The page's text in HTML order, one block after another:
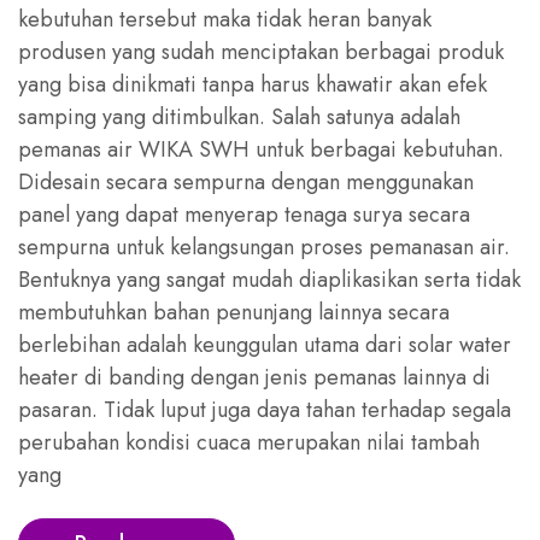
kebutuhan tersebut maka tidak heran banyak
produsen yang sudah menciptakan berbagai produk
yang bisa dinikmati tanpa harus khawatir akan efek
samping yang ditimbulkan. Salah satunya adalah
pemanas air WIKA SWH untuk berbagai kebutuhan.
Didesain secara sempurna dengan menggunakan
panel yang dapat menyerap tenaga surya secara
sempurna untuk kelangsungan proses pemanasan air.
Bentuknya yang sangat mudah diaplikasikan serta tidak
membutuhkan bahan penunjang lainnya secara
berlebihan adalah keunggulan utama dari solar water
heater di banding dengan jenis pemanas lainnya di
pasaran. Tidak luput juga daya tahan terhadap segala
perubahan kondisi cuaca merupakan nilai tambah
yang